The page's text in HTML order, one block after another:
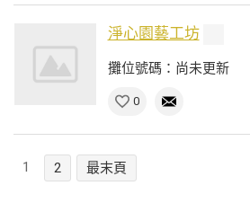
淨心園藝工坊
攤位號碼：尚未更新
0
1 2 最末頁